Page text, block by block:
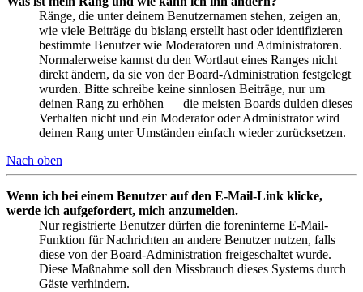
Ränge, die unter deinem Benutzernamen stehen, zeigen an,
wie viele Beiträge du bislang erstellt hast oder identifizieren
bestimmte Benutzer wie Moderatoren und Administratoren.
Normalerweise kannst du den Wortlaut eines Ranges nicht
direkt ändern, da sie von der Board-Administration festgelegt
wurden. Bitte schreibe keine sinnlosen Beiträge, nur um
deinen Rang zu erhöhen — die meisten Boards dulden dieses
Verhalten nicht und ein Moderator oder Administrator wird
deinen Rang unter Umständen einfach wieder zurücksetzen.
Nach oben
Wenn ich bei einem Benutzer auf den E-Mail-Link klicke,
werde ich aufgefordert, mich anzumelden.
Nur registrierte Benutzer dürfen die foreninterne E-Mail-
Funktion für Nachrichten an andere Benutzer nutzen, falls
diese von der Board-Administration freigeschaltet wurde.
Diese Maßnahme soll den Missbrauch dieses Systems durch
Gäste verhindern.